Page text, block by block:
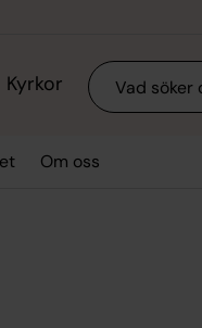
Kyrkor Sök
Om oss